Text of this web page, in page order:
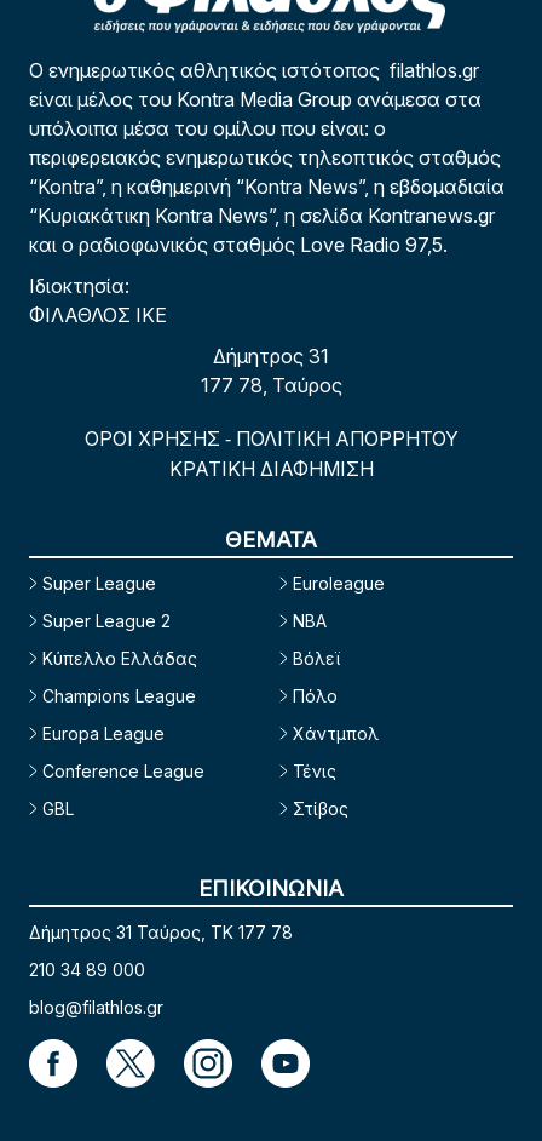
Ο ενημερωτικός αθλητικός ιστότοπος filathlos.gr
είναι μέλος του Kontra Media Group ανάμεσα στα
υπόλοιπα μέσα του ομίλου που είναι: ο
περιφερειακός ενημερωτικός τηλεοπτικός σταθμός
“Kontra”, η καθημερινή “Kontra News”, η εβδομαδιαία
“Κυριακάτικη Kontra News”, η σελίδα Kontranews.gr
και ο ραδιοφωνικός σταθμός Love Radio 97,5.
Ιδιοκτησία:
ΦΙΛΑΘΛΟΣ ΙΚΕ
Δήμητρος 31
177 78, Ταύρος
ΟΡΟΙ ΧΡΗΣΗΣ - ΠΟΛΙΤΙΚΗ ΑΠΟΡΡΗΤΟΥ
ΚΡΑΤΙΚΗ ΔΙΑΦΗΜΙΣΗ
ΘΕΜΑΤΑ
Super League
Super League 2
Κύπελλο Ελλάδας
Champions League
Europa League
Conference League
GBL
Euroleague
NBA
Βόλεϊ
Πόλο
Χάντμπολ
Τένις
Στίβος
ΕΠΙΚΟΙΝΩΝΙΑ
Δήμητρος 31 Ταύρος, TK 177 78
210 34 89 000
blog@filathlos.gr